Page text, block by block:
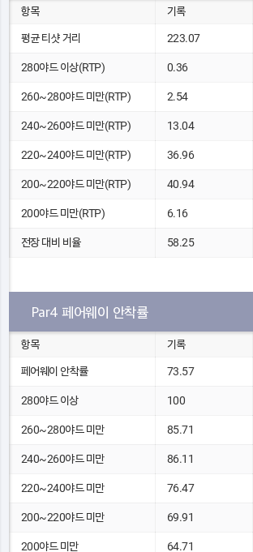
항목 기록
평균 티샷 거리 223.07
280야드 이상(RTP) 0.36
260~280야드 미만(RTP) 2.54
240~260야드 미만(RTP) 13.04
220~240야드 미만(RTP) 36.96
200~220야드 미만(RTP) 40.94
200야드 미만(RTP) 6.16
전장 대비 비율 58.25
Par4 페어웨이 안착률
항목 기록
페어웨이 안착률 73.57
280야드 이상 100
260~280야드 미만 85.71
240~260야드 미만 86.11
220~240야드 미만 76.47
200~220야드 미만 69.91
200야드 미만 64.71